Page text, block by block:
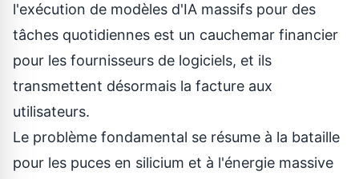
l'exécution de modèles d'IA massifs pour des
tâches quotidiennes est un cauchemar financier
pour les fournisseurs de logiciels, et ils
transmettent désormais la facture aux
utilisateurs.
Le problème fondamental se résume à la bataille
pour les puces en silicium et à l'énergie massive